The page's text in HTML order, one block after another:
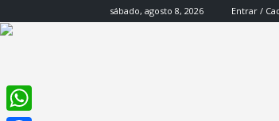
sábado, agosto 8, 2026 Entrar /